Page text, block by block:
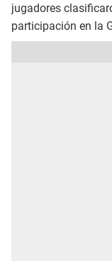
jugadores
participación en la